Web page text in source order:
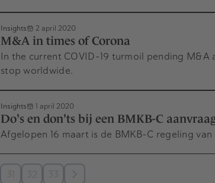
Insights 2 april 2020
M&A in times of Corona
In the current COVID-19 turmoil pending M&A
stop worldwide.
Insights 1 april 2020
Do's en don'ts bij een BMKB-C
Afgelopen 16 maart is de BMKB-C regeling
31 32 33